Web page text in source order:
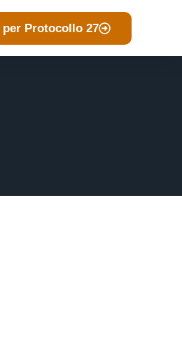
Protocollo 27